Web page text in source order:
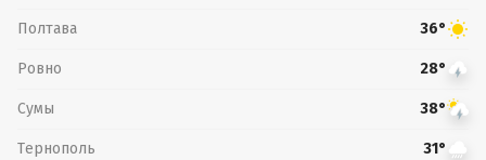
Полтава 36°
Ровно 28°
Сумы 38°
Тернополь 31°